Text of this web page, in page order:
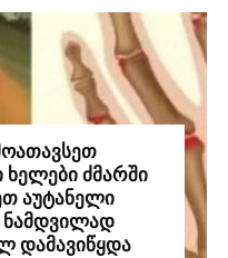
ხელები ძმარში
აუტანელი
ნამდვილად
დამავიწყდა